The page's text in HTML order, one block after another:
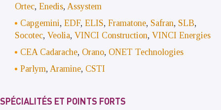
Ortec, Enedis, Assystem
Capgemini, EDF, ELIS, Framatone, Safran, SLB,
Socotec, Veolia, VINCI Construction, VINCI Energies
CEA Cadarache, Orano, ONET Technologies
Parlym, Aramine, CSTI
SPÉCIALITÉS ET POINTS FORTS